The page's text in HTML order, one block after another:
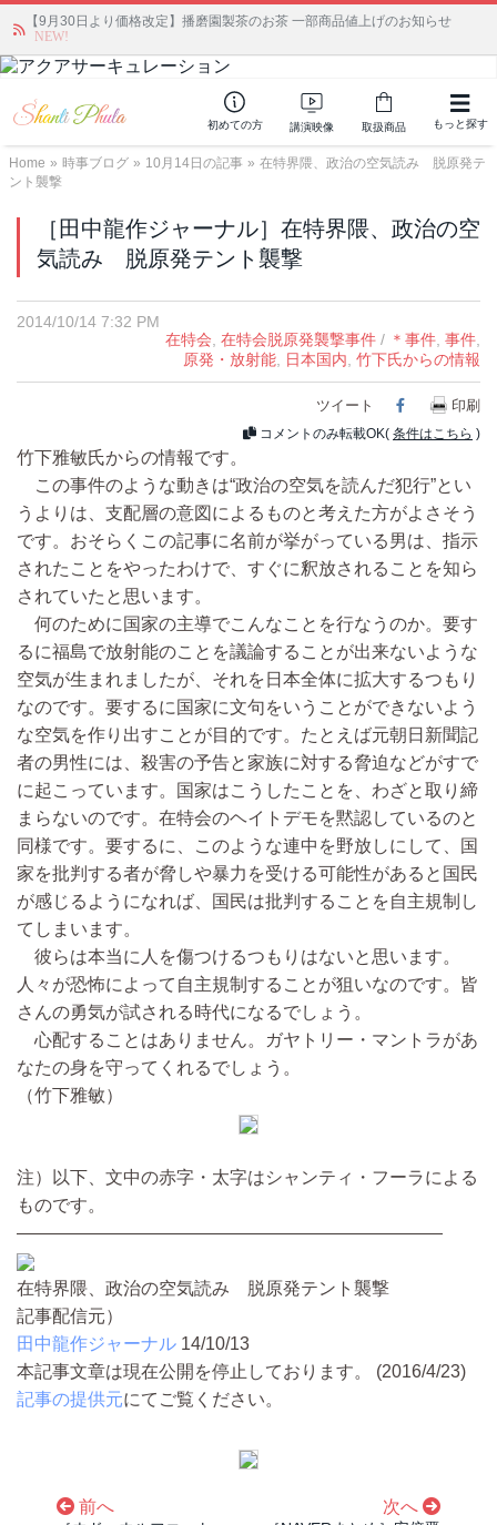
【9月30日より価格改定】播磨園製茶のお茶 一部商品値上げのお知らせ
NEW!
「みんなの備蓄・災害対策」 vol.4 〜断水・燃料不足・停電対策
初めての方 講演映像 取扱商品 もっと探す
Home » 時事ブログ » 10月14日の記事 » 在特界隈、政治の空気読み 脱原発テ
ント襲撃
［田中龍作ジャーナル］在特界隈、政治の空
気読み 脱原発テント襲撃
2014/10/14 7:32 PM
在特会 在特会脱原発襲撃事件 / ＊事件 事件
原発・放射能
日本国内 竹下氏からの情報
ツイート Facebook
印刷
コメントのみ転載OK( 条件はこちら )
竹下雅敏氏からの情報です。
この事件のような動きは“政治の空気を読んだ犯行”とい
うよりは、支配層の意図によるものと考えた方がよさそう
です。おそらくこの記事に名前が挙がっている男は、指示
されたことをやったわけで、すぐに釈放されることを知ら
されていたと思います。
何のために国家の主導でこんなことを行なうのか。要す
るに福島で放射能のことを議論することが出来ないような
空気が生まれましたが、それを日本全体に拡大するつもり
なのです。要するに国家に文句をいうことができないよう
な空気を作り出すことが目的です。たとえば元朝日新聞記
者の男性には、殺害の予告と家族に対する脅迫などがすで
に起こっています。国家はこうしたことを、わざと取り締
まらないのです。在特会のヘイトデモを黙認しているのと
同様です。要するに、このような連中を野放しにして、国
家を批判する者が脅しや暴力を受ける可能性があると国民
が感じるようになれば、国民は批判することを自主規制し
てしまいます。
彼らは本当に人を傷つけるつもりはないと思います。
人々が恐怖によって自主規制することが狙いなのです。皆
さんの勇気が試される時代になるでしょう。
心配することはありません。ガヤトリー・マントラがあ
なたの身を守ってくれるでしょう。
（竹下雅敏）
注）以下、文中の赤字・太字はシャンティ・フーラによる
ものです。
————————————————————————
在特界隈、政治の空気読み 脱原発テント襲撃
記事配信元）
田中龍作ジャーナル 14/10/13
本記事文章は現在公開を停止しております。 (2016/4/23)
記事の提供元にてご覧ください。
前へ 次へ